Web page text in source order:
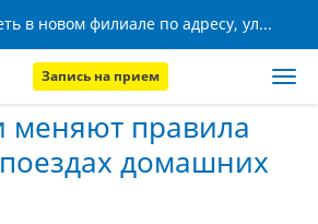
Будем рады вас видеть в новом филиале по адресу, ул. Кижеватова, 8!
Запись на прием
меняют правила
домашних